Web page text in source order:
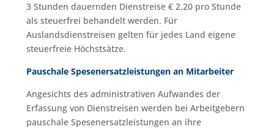
3 Stunden dauernden Dienstreise € 2,20 pro Stunde
als steuerfrei behandelt werden. Für
Auslandsdienstreisen gelten für jedes Land eigene
steuerfreie Höchstsätze.
Pauschale Spesenersatzleistungen an Mitarbeiter
Angesichts des administrativen Aufwandes der
Erfassung von Dienstreisen werden bei Arbeitgebern
pauschale Spesenersatzleistungen an ihre